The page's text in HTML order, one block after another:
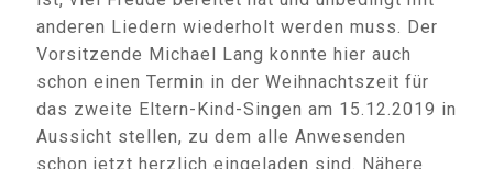
anderen Liedern wiederholt werden muss. Der
Vorsitzende Michael Lang konnte hier auch
schon einen Termin in der Weihnachtszeit für
das zweite Eltern-Kind-Singen am 15.12.2019 in
Aussicht stellen, zu dem alle Anwesenden
schon jetzt herzlich eingeladen sind. Nähere